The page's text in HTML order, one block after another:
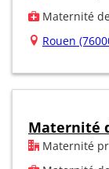
Maternité
Rouen
Maternité
Maternité